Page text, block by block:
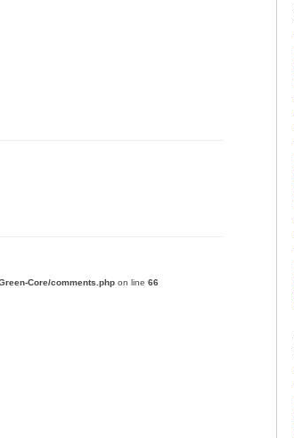
Core/comments.php on line66